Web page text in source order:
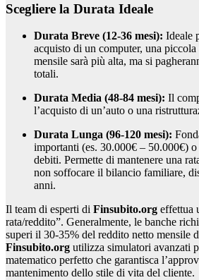
Scegliere la Durata Ideale
Durata Breve (12-36 mesi): Ideale
acquisto di un computer, una piccola
mensile sarà più alta, ma si
totali.
Durata Media (48-84 mesi): Il
l’acquisto di un’auto o una
Durata Lunga (96-120 mesi):
importanti (es. 30.000€ – 50.000€)
debiti. Permette di mantenere una
non soffocare il bilancio familiare,
anni.
Il team di esperti di Finsubito.org effettua
rata/reddito”. Generalmente, le banche
superi il 30-35% del reddito netto mensile
Finsubito.org utilizza simulatori avanzati
matematico perfetto che garantisca
mantenimento dello stile di vita del cliente.